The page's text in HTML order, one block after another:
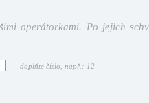
operátorkami. Po jejich
doplňte číslo, např.: 12